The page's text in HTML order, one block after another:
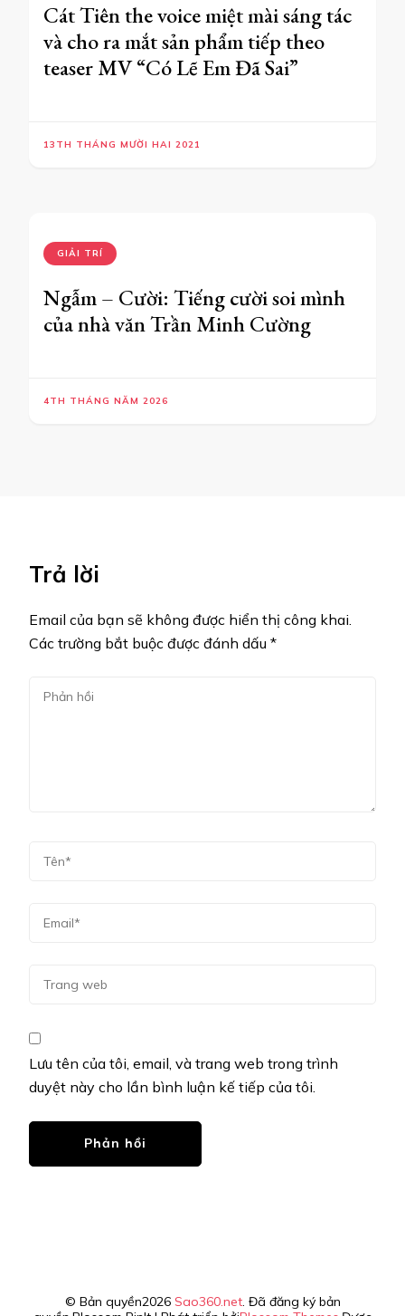
Cát Tiên the voice miệt mài sáng tác
và cho ra mắt sản phẩm tiếp theo
teaser MV “Có Lẽ Em Đã Sai”
13TH THÁNG MƯỜI HAI 2021
GIẢI TRÍ
Ngẫm – Cười: Tiếng cười soi mình
của nhà văn Trần Minh Cường
4TH THÁNG NĂM 2026
Trả lời
Email của bạn sẽ không được hiển thị công khai.
Các trường bắt buộc được đánh dấu *
Lưu tên của tôi, email, và trang web trong trình
duyệt này cho lần bình luận kế tiếp của tôi.
© Bản quyền2026 Sao360.net. Đã đăng ký bản